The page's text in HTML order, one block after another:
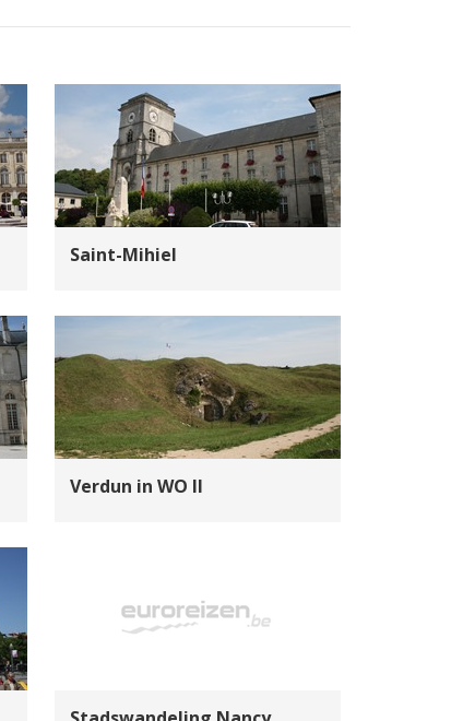
Saint-Mihiel
Verdun in WO II